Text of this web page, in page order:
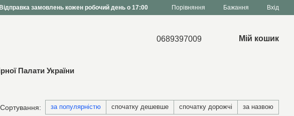
Відправка замовлень кожен робочий день о 17:00 Порівняння Бажання Вхід
0689397009 Мій кошик
Палати України
Сортування: за популярністю спочатку дешевше спочатку дорожчі за назвою